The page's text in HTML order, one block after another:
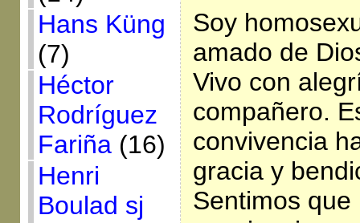
Hans Küng
(7)
Héctor
Rodríguez
Fariña(16)
Henri
Boulad sj
Soy
amado de
Vivo con
compañero.
convivencia
gracia y
Sentimos